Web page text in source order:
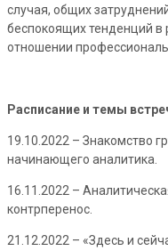
случая, общих
беспокоящих тенденций в
отношении
Расписание и темы
19.10.2022 – Знакомство
начинающего аналитика.
16.11.2022 –
контрперенос.
21.12.2022 – «Здесь и